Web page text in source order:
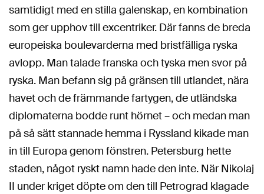
samtidigt med en stilla galenskap, en kombination
som ger upphov till excentriker. Där fanns de breda
europeiska boulevarderna med bristfälliga ryska
avlopp. Man talade franska och tyska men svor på
ryska. Man befann sig på gränsen till utlandet, nära
havet och de främmande fartygen, de utländska
diplomaterna bodde runt hörnet – och medan man
på så sätt stannade hemma i Ryssland kikade man
in till Europa genom fönstren. Petersburg hette
staden, något ryskt namn hade den inte. När Nikolaj
II under kriget döpte om den till Petrograd klagade